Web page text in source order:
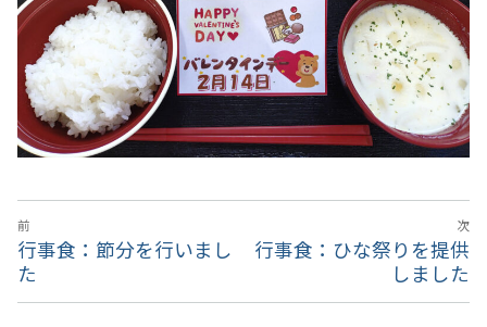
投
稿
ナ
ビ
前
前
の
投
行事食：節分を行いまし
た
次
次
投
行事食：ひな祭りを提供
しました